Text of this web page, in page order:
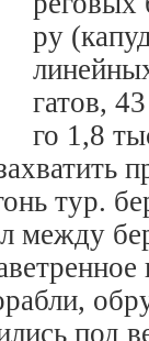
ру
га­тов,
го 1,8
тур.
ме­ж­ду
под